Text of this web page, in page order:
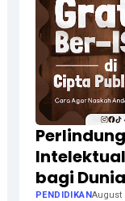
bagi
PENDIDIKANAugust